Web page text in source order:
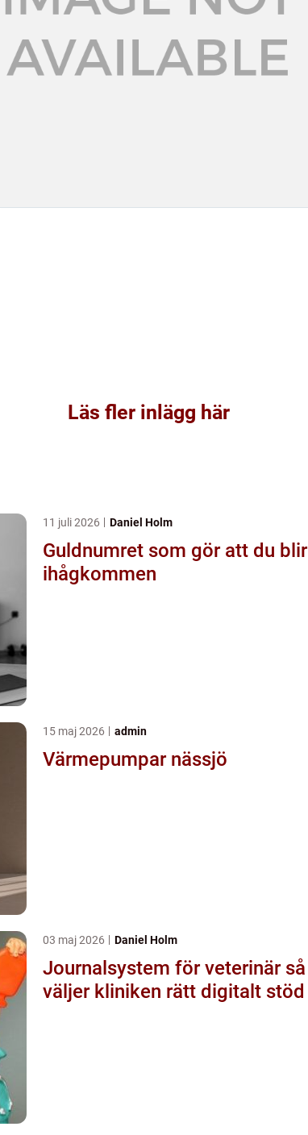
Läs fler inlägg här
11 juli 2026 Daniel Holm
Guldnumret som gör att du blir
ihågkommen
15 maj 2026 admin
Värmepumpar nässjö
03 maj 2026 Daniel Holm
Journalsystem för veterinär så
väljer kliniken rätt digitalt stöd